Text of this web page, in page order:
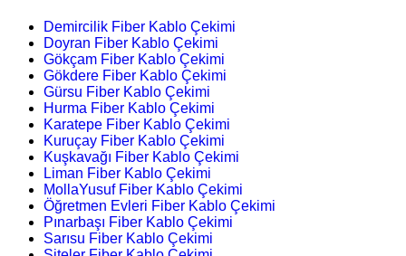
Demircilik Fiber Kablo Çekimi
Doyran Fiber Kablo Çekimi
Gökçam Fiber Kablo Çekimi
Gökdere Fiber Kablo Çekimi
Gürsu Fiber Kablo Çekimi
Hurma Fiber Kablo Çekimi
Karatepe Fiber Kablo Çekimi
Kuruçay Fiber Kablo Çekimi
Kuşkavağı Fiber Kablo Çekimi
Liman Fiber Kablo Çekimi
MollaYusuf Fiber Kablo Çekimi
Öğretmen Evleri Fiber Kablo Çekimi
Pınarbaşı Fiber Kablo Çekimi
Sarısu Fiber Kablo Çekimi